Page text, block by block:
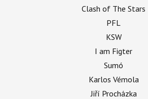
Clash of The Stars
PFL
KSW
I am Figter
Sumó
Karlos Vémola
Jiří Procházka